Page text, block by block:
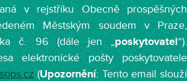
v rejstříku Obecně prospěšných
Městským soudem v Praze,
č. 96 (dále jen „poskytovatel“).
elektronické pošty poskytovatele
(Upozornění: Tento email slouží